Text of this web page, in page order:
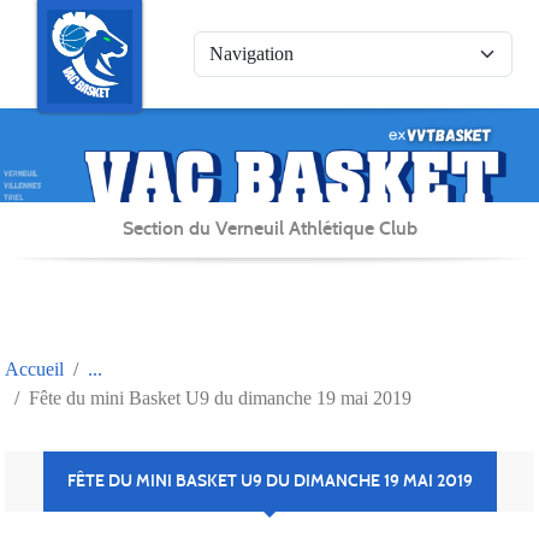
Section du Verneuil Athlétique Club
Accueil
Fête du mini Basket U9 du dimanche 19 mai 2019
FÊTE DU MINI BASKET U9 DU DIMANCHE 19 MAI 2019
Panneau de gestion des cookies